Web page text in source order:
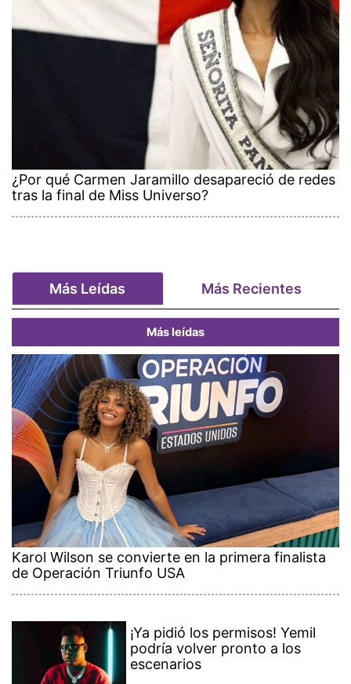
¿Por qué Carmen Jaramillo desapareció de redes
tras la final de Miss Universo?
Más Leídas Más Recientes
Más leídas
Karol Wilson se convierte en la primera finalista
de Operación Triunfo USA
¡Ya pidió los permisos! Yemil
podría volver pronto a los
escenarios